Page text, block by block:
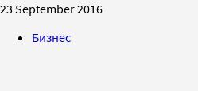
23 September 2016
Бизнес